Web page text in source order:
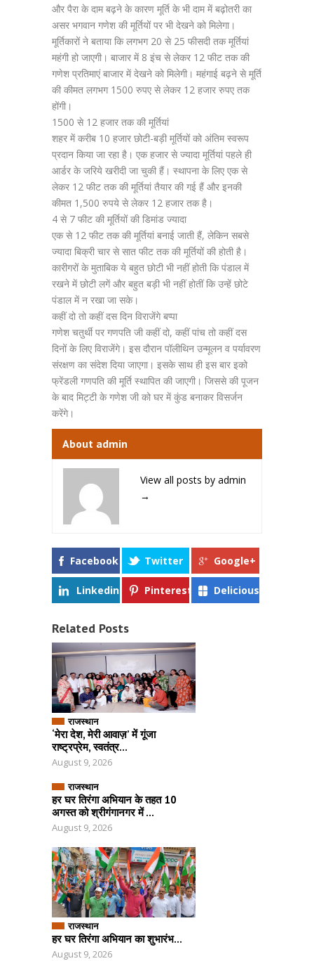
और पैरा के दाम बढ़ने के कारण मूर्ति के भी दाम में बढ़ोतरी का
असर भगवान गणेश की मूर्तियों पर भी देखने को मिलेगा।
मूर्तिकारों ने बताया कि लगभग 20 से 25 फीसदी तक मूर्तियां
महंगी हो जाएगी। बाजार में 8 इंच से लेकर 12 फीट तक की
गणेश प्रतिमाएं बाजार में देखने को मिलेगी। महंगाई बढ़ने से मूर्ति
की कीमत लगभग 1500 रुपए से लेकर 12 हजार रुपए तक
होंगी।
1500 से 12 हजार तक की मूर्तियां
शहर में करीब 10 हजार छोटी-बड़ी मूर्तियों को अंतिम स्वरूप
प्रदान किया जा रहा है। एक हजार से ज्यादा मूर्तियां पहले ही
आर्डर के जरिये खरीदी जा चुकी हैं। स्थापना के लिए एक से
लेकर 12 फीट तक की मूर्तियां तैयार की गई हैं और इनकी
कीमत 1,500 रुपये से लेकर 12 हजार तक है।
4 से 7 फीट की मूर्तियों की डिमांड ज्यादा
एक से 12 फीट तक की मूर्तियां बनाई जाती हैं, लेकिन सबसे
ज्यादा बिक्री चार से सात फीट तक की मूर्तियों की होती है।
कारीगरों के मुताबिक ये बहुत छोटी भी नहीं होती कि पंडाल में
रखने में छोटी लगें और बहुत बड़ी भी नहीं होतीं कि उन्हें छोटे
पंडाल में न रखा जा सके।
कहीं दो तो कहीं दस दिन विराजेंगे बप्पा
गणेश चतुर्थी पर गणपति जी कहीं दो, कहीं पांच तो कहीं दस
दिनों के लिए विराजेंगे। इस दौरान पॉलीथिन उन्मूलन व पर्यावरण
संरक्षण का संदेश दिया जाएगा। इसके साथ ही इस बार इको
फ्रेंडली गणपति की मूर्ति स्थापित की जाएगी। जिससे की पूजन
के बाद मिट्टी के गणेश जी को घर में कुंड बनाकर विसर्जन
करेंगे।
About admin
View all posts by admin
→
Facebook Twitter Google+
Linkedin Pinterest Delicious
Related Posts
राजस्थान
‘मेरा देश, मेरी आवाज़’ में गूंजा
राष्ट्रप्रेम, स्वतंत्र...
August 9, 2026
राजस्थान
हर घर तिरंगा अभियान के तहत 10
अगस्त को श्रीगंगानगर में ...
August 9, 2026
राजस्थान
हर घर तिरंगा अभियान का शुभारंभ...
August 9, 2026